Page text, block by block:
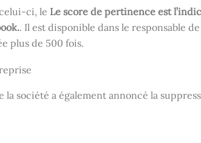
ci, le Le score de pertinence est
. Il est disponible dans le responsable
plus de 500 fois.
la société a également annoncé la